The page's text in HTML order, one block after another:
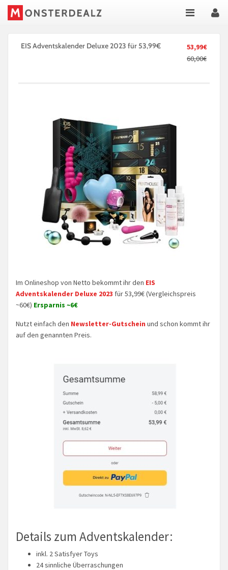
53,99€
60,00€
EIS Adventskalender Deluxe 2023 für 53,99€
Im Onlineshop von Netto bekommt ihr den EIS
Adventskalender Deluxe 2023 für 53,99€ (Vergleichspreis
~60€) Ersparnis ~6€
Nutzt einfach den Newsletter-Gutschein und schon kommt ihr
auf den genannten Preis.
Details zum Adventskalender:
inkl. 2 Satisfyer Toys
24 sinnliche Überraschungen